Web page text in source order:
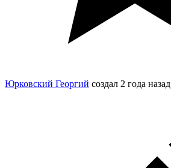
Юрковский Георгий создал 2 года назад